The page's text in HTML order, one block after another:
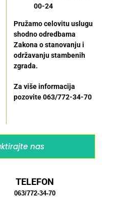
00-24
Pružamo celovitu uslugu
shodno odredbama
Zakona o stanovanju i
održavanju stambenih
zgrada.
Za više informacija
pozovite 063/772-34-70
nas
TELEFON
063/772-34-70